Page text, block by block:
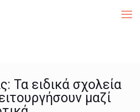
Τα ειδικά σχολεία
μαζί